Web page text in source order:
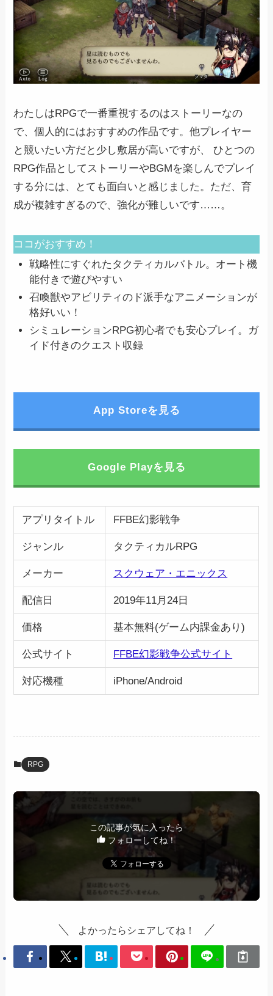
わたしはRPGで一番重視するのはストーリーなの
で、個人的にはおすすめの作品です。他プレイヤー
と競いたい方だと少し敷居が高いですが、 ひとつの
RPG作品としてストーリーやBGMを楽しんでプレイ
する分には、とても面白いと感じました。ただ、育
成が複雑すぎるので、強化が難しいです……。
ココがおすすめ！
戦略性にすぐれたタクティカルバトル。オート機
能付きで遊びやすい
召喚獣やアビリティのド派手なアニメーションが
格好いい！
シミュレーションRPG初心者でも安心プレイ。ガ
イド付きのクエスト収録
App Storeを見る
Google Playを見る
アプリタイトル FFBE幻影戦争
ジャンル タクティカルRPG
メーカー スクウェア・エニックス
配信日 2019年11月24日
価格 基本無料(ゲーム内課金あり)
公式サイト FFBE幻影戦争公式サイト
対応機種 iPhone/Android
RPG
この記事が気に入ったら
フォローしてね！
よかったらシェアしてね！